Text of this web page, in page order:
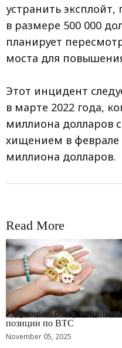
устранить
в размере 500 000
планирует
моста для
Этот инцидент
в марте 2022 года,
миллиона долларов
хищением в феврале
миллиона долларов.
Read More
RRCNEWS_RU
Удерживаю спекулятивные
позиции по BTC
November 05, 2025